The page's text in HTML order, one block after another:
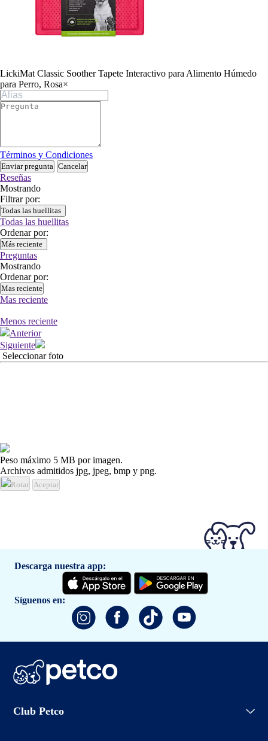
LickiMat Classic Soother Tapete Interactivo para Alimento Húmedo
para Perro, Rosa×
Términos y Condiciones
Enviar pregunta Cancelar
Reseñas
Mostrando
Filtrar por:
Todas las huellitas
Todas las huellitas
Ordenar por:
Más reciente
Preguntas
Mostrando
Ordenar por:
Mas reciente
Mas reciente
Menos reciente
Anterior
Siguiente
Seleccionar foto
Peso máximo 5 MB por imagen.
Archivos admitidos jpg, jpeg, bmp y png.
Rotar Aceptar
Descarga nuestra app:
Síguenos en:
Club Petco
Iniciar sesión